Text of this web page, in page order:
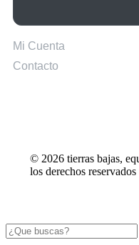
Mi Cuenta
Contacto
© 2026 tierras bajas,
los derechos reservados